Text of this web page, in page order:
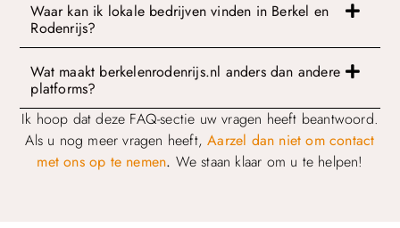
Waar kan ik lokale bedrijven vinden in Berkel en
Rodenrijs?
Wat maakt berkelenrodenrijs.nl anders dan andere
platforms?
Ik hoop dat deze FAQ-sectie uw vragen heeft beantwoord.
Als u nog meer vragen heeft, Aarzel dan niet om contact
met ons op te nemen. We staan klaar om u te helpen!